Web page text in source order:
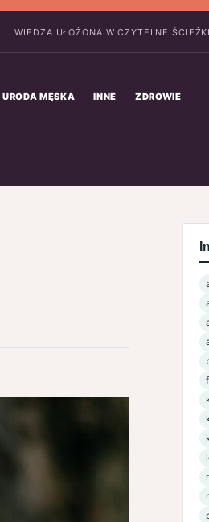
WIEDZA UŁOŻONA W CZYTELNE ŚCIEŻKI
URODA MĘSKA INNE ZDROWIE